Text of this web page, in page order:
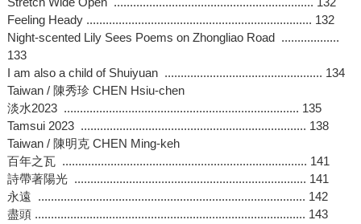
Feeling Heady ...................................................................... 132
Night-scented Lily Sees Poems on Zhongliao Road ..................
133
I am also a child of Shuiyuan ................................................. 134
Taiwan / 陳秀珍 CHEN Hsiu-chen
淡水2023 ......................................................................... 135
Tamsui 2023 ...................................................................... 138
Taiwan / 陳明克 CHEN Ming-keh
百年之瓦 ............................................................................ 141
詩帶著陽光 ........................................................................ 141
永遠 ................................................................................... 142
盡頭 .................................................................................... 143